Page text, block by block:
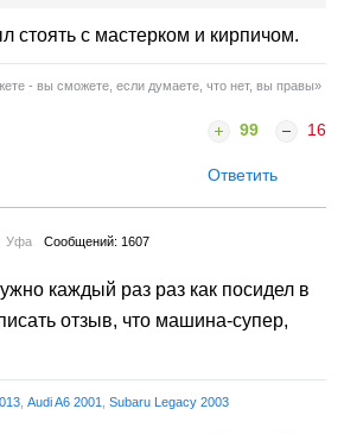
стоять с мастерком и кирпичом.
- вы сможете, если думаете, что нет, вы правы»
99 16
Ответить
Уфа Сообщений: 1607
каждый раз раз как посидел в
отзыв, что машина-супер,
Audi A6 2001 Subaru Legacy 2003